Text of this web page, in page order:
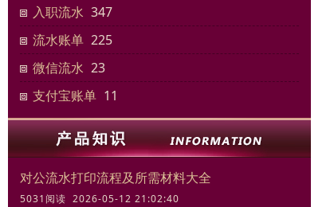
入职流水 347
流水账单 225
微信流水 23
支付宝账单 11
对公流水打印流程及所需材料大全
5031阅读 2026-05-12 21:02:40